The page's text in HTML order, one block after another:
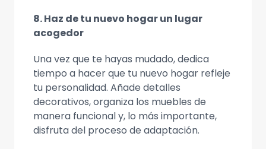
8. Haz de tu nuevo hogar un lugar
acogedor
Una vez que te hayas mudado, dedica
tiempo a hacer que tu nuevo hogar refleje
tu personalidad. Añade detalles
decorativos, organiza los muebles de
manera funcional y, lo más importante,
disfruta del proceso de adaptación.